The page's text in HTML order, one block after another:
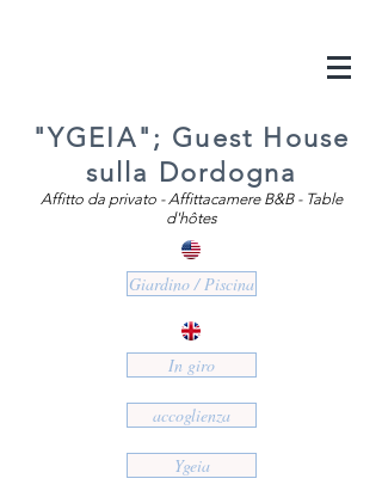
"YGEIA"; Guest House
sulla Dordogna
Affitto da privato - Affittacamere B&B - Table
d'hôtes
Giardino / Piscina
In giro
accoglienza
Ygeia